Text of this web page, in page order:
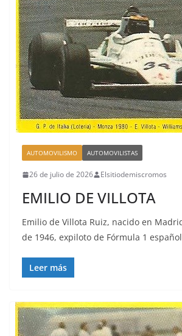
AUTOMOVILISMO AUTOMOVILISTAS
26 de julio de 2026 Elsitiodemiscromos
EMILIO DE VILLOTA
Emilio de Villota Ruiz, nacido en
de 1946, expiloto de Fórmula 1
Leer más